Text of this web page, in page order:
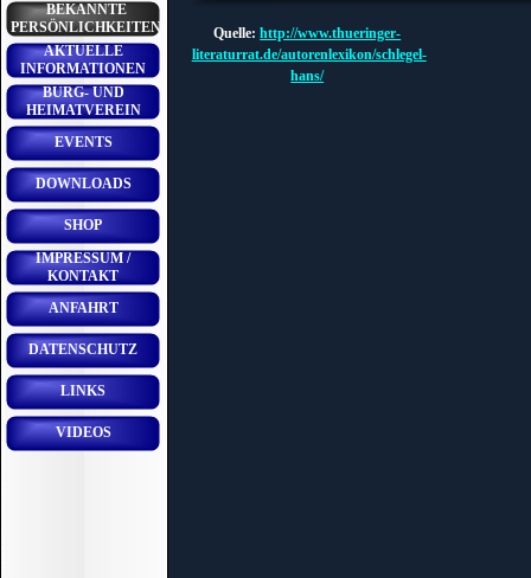
BEKANNTE
PERSÖNLICHKEITEN
AKTUELLE
INFORMATIONEN
BURG- UND
HEIMATVEREIN
EVENTS
DOWNLOADS
SHOP
IMPRESSUM /
KONTAKT
ANFAHRT
DATENSCHUTZ
LINKS
VIDEOS
Quelle:http://www.thueringer-
literaturrat.de/autorenlexikon/schlegel-
hans/